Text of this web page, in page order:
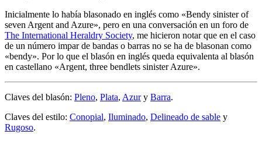
Inicialmente lo había blasonado en inglés como «Bendy sinister of
seven Argent and Azure», pero en una conversación en un foro de
The International Heraldry Society, me hicieron notar que en el caso
de un número impar de bandas o barras no se ha de blasonan como
«bendy». Por lo que el blasón en inglés queda equivalenta al blasón
en castellano «Argent, three bendlets sinister Azure».
Claves del blasón: Pleno, Plata, Azury Barra.
Claves del estilo: Conopial, Iluminado, Delineado de sable y
Rugoso.